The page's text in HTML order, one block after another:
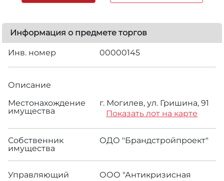
Информация о предмете торгов
Инв. номер 00000145
Описание
Местонахождение
имущества
г. Могилев, ул. Гришина, 91
Показать лот на карте
Собственник
имущества
ОДО "Брандстройпроект"
Управляющий
ООО "Антикризисная